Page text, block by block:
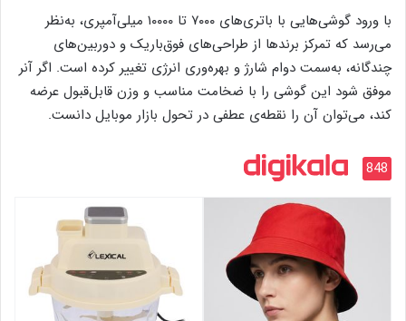
با ورود گوشی‌هایی با باتری‌های ۷۰۰۰ تا ۱۰۰۰۰ میلی‌آمپری، به‌نظر
می‌رسد که تمرکز برندها از طراحی‌های فوق‌باریک و دوربین‌های
چندگانه، به‌سمت دوام شارژ و بهره‌وری انرژی تغییر کرده است. اگر آنر
موفق شود این گوشی را با ضخامت مناسب و وزن قابل‌قبول عرضه
کند، می‌توان آن را نقطه‌ی عطفی در تحول بازار موبایل دانست.
848